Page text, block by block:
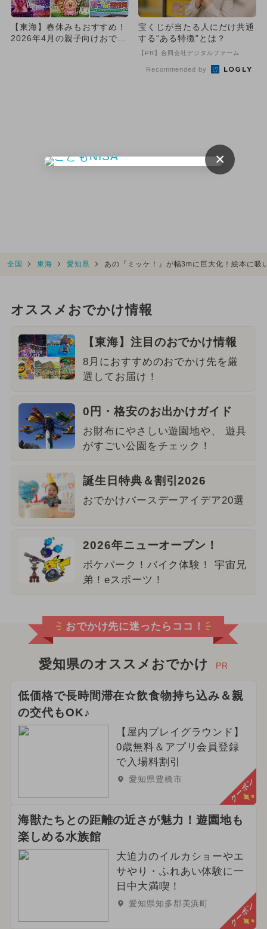
【東海】春休みもおすすめ！
2026年4月の親子向けおでか
宝くじが当たる人にだけ共通
する“ある特徴”とは？
【PR】合同会社デジタルファーム
Recommended by
全国 東海 愛知県 あの『ミッケ！』が幅3mに巨大化！絵本に吸
オススメおでかけ情報
【東海】注目のおでかけ情報
8月におすすめのおでかけ先を厳
選してお届け！
0円・格安のお出かけガイド
お財布にやさしい遊園地や、 遊具
がすごい公園をチェック！
誕生日特典＆割引2026
おでかけバースデーアイデア20選
2026年ニューオープン！
ポケパーク！バイク体験！ 宇宙兄
弟！eスポーツ！
おでかけ先に迷ったらココ！
愛知県のオススメおでかけ PR
低価格で長時間滞在☆飲食物持ち込み＆親
の交代もOK♪
【屋内プレイグラウンド】
0歳無料＆アプリ会員登録
で入場料割引
愛知県豊橋市 クーポン
海獣たちとの距離の近さが魅力！遊園地も
楽しめる水族館
大迫力のイルカショーやエ
サやり・ふれあい体験に一
日中大満喫！
愛知県知多郡美浜町 クーポン
×